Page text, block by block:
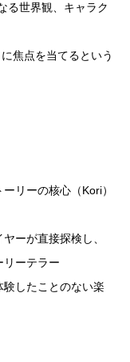
る世界観、キャラク
焦点を当てるという
リーの核心（Kori）
ーが直接探検し、
リーテラー
したことのない楽